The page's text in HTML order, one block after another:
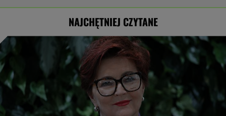
NAJCHĘTNIEJ CZYTANE